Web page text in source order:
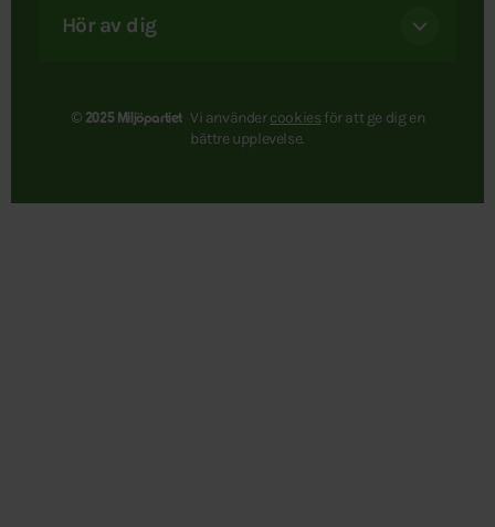
Hör av dig
© 2025 Miljöpartiet Vi användercookies för att ge dig en
bättre upplevelse.